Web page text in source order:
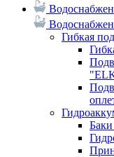
Гибкая